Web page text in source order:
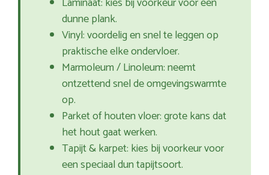
dunne plank.
Vinyl: voordelig en snel te leggen op
praktische elke ondervloer.
Marmoleum / Linoleum: neemt
ontzettend snel de omgevingswarmte
op.
Parket of houten vloer: grote kans dat
het hout gaat werken.
Tapijt & karpet: kies bij voorkeur voor
een speciaal dun tapijtsoort.